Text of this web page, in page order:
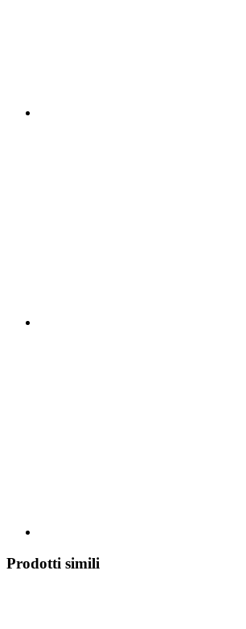
Prodotti simili